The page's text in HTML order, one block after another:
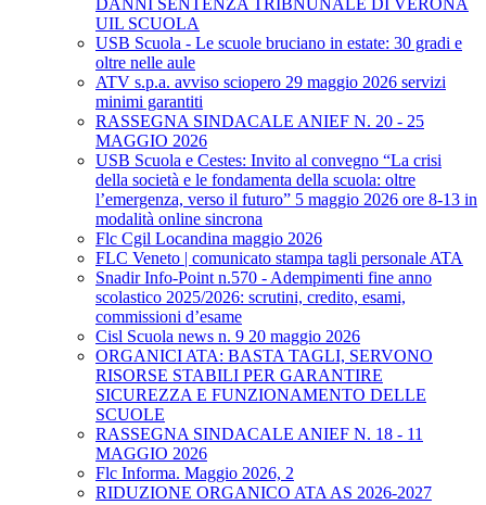
DANNI SENTENZA TRIBNUNALE DI VERONA
UIL SCUOLA
USB Scuola - Le scuole bruciano in estate: 30 gradi e
oltre nelle aule
ATV s.p.a. avviso sciopero 29 maggio 2026 servizi
minimi garantiti
RASSEGNA SINDACALE ANIEF N. 20 - 25
MAGGIO 2026
USB Scuola e Cestes: Invito al convegno “La crisi
della società e le fondamenta della scuola: oltre
l’emergenza, verso il futuro” 5 maggio 2026 ore 8-13 in
modalità online sincrona
Flc Cgil Locandina maggio 2026
FLC Veneto | comunicato stampa tagli personale ATA
Snadir Info-Point n.570 - Adempimenti fine anno
scolastico 2025/2026: scrutini, credito, esami,
commissioni d’esame
Cisl Scuola news n. 9 20 maggio 2026
ORGANICI ATA: BASTA TAGLI, SERVONO
RISORSE STABILI PER GARANTIRE
SICUREZZA E FUNZIONAMENTO DELLE
SCUOLE
RASSEGNA SINDACALE ANIEF N. 18 - 11
MAGGIO 2026
Flc Informa. Maggio 2026, 2
RIDUZIONE ORGANICO ATA AS 2026-2027